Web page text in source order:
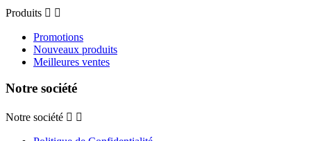
Produits  
Promotions
Nouveaux produits
Meilleures ventes
Notre société
Notre société  